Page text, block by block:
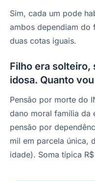
Sim, cada um pode
ambos dependiam do
duas cotas iguais.
Filho era solteiro,
idosa. Quanto
Pensão por morte do
dano moral família da
pensão por
mil em parcela única,
idade). Soma típica